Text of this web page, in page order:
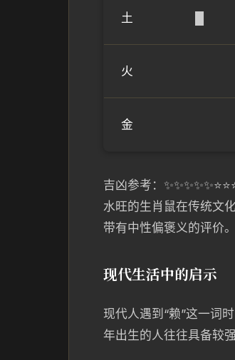
土
火
金
吉凶参考：
水旺的生肖鼠在传统文
带有中性偏褒义的评价。
现代生活中的启示
现代人遇到“赖”这一词
年出生的人往往具备较